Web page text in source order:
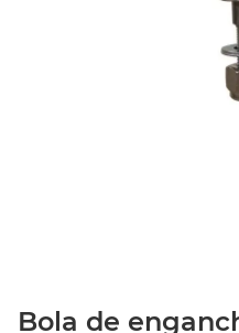
Bola de